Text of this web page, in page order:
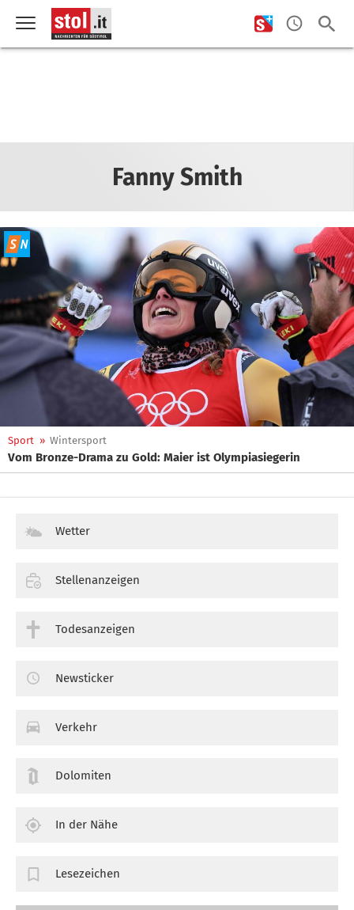
Fanny Smith
Sport » Wintersport
Vom Bronze-Drama zu Gold: Maier ist Olympiasiegerin
Wetter
Stellenanzeigen
Todesanzeigen
Newsticker
Verkehr
Dolomiten
In der Nähe
Lesezeichen